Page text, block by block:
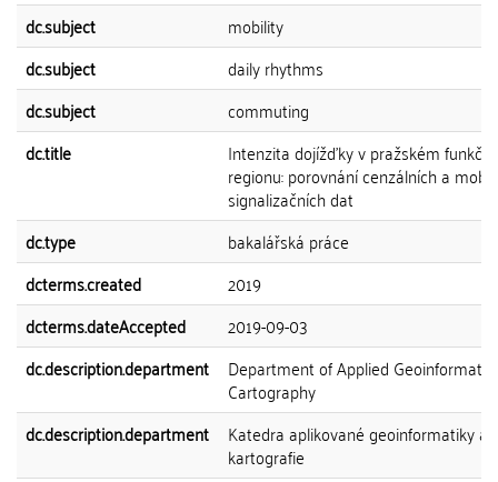
dc.subject
mobility
dc.subject
daily rhythms
dc.subject
commuting
dc.title
Intenzita dojížďky v pražském
regionu: porovnání cenzálních a
signalizačních dat
dc.type
bakalářská práce
dcterms.created
2019
dcterms.dateAccepted
2019-09-03
dc.description.department
Department of Applied
Cartography
dc.description.department
Katedra aplikované geoinformatiky a
kartografie